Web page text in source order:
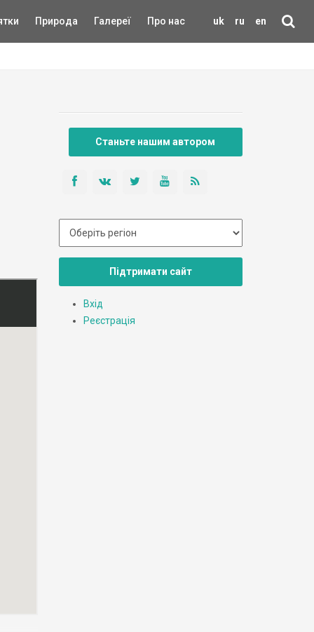
uk ru en
Природа Галереї Про нас
Станьте нашим автором
Підтримати сайт
Вхід
Реєстрація